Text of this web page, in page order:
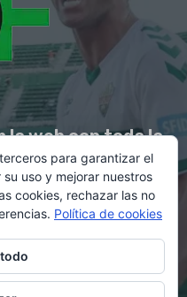
la web con toda la
Elche C.F.
para garantizar el
uso y mejorar nuestros
cookies, rechazar las no
Política de cookies